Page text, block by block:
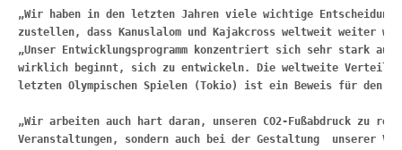
„Wir haben in den letzten Jahren viele wichtige
zustellen, dass
Kanuslalom und Kajakcross weltweit weiter
„Unser Entwicklungsprogramm konzentriert sich sehr stark
wirklich
beginnt, sich zu entwickeln. Die weltweite
letzten Olympischen Spielen (Tokio) ist ein Beweis für den
„Wir arbeiten auch hart daran, unseren CO2-Fußabdruck zu
Veranstaltungen, sondern auch bei der Gestaltung unserer